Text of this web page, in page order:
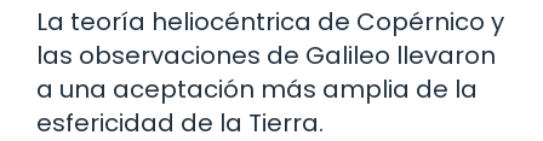
La teoría heliocéntrica de Copérnico y
las observaciones de Galileo llevaron
a una aceptación más amplia de la
esfericidad de la Tierra.